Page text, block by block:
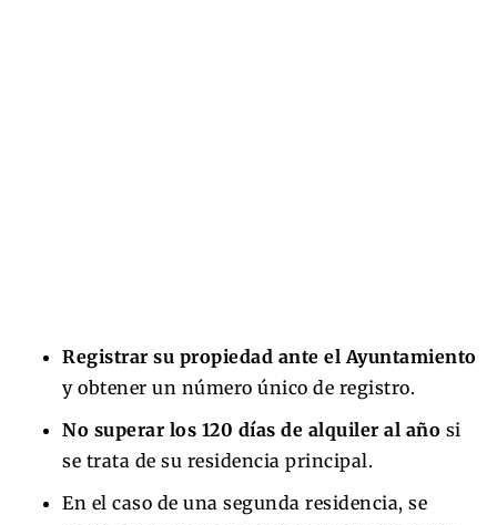
Registrar su propiedad ante el Ayuntamiento
y obtener un número único de registro.
No superar los 120 días de alquiler al año si
se trata de su residencia principal.
En el caso de una segunda residencia, se